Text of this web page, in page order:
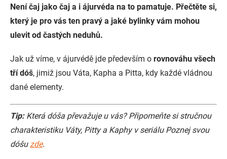
Není čaj jako čaj a i ájurvéda na to pamatuje. Přečtěte si,
který je pro vás ten pravý a jaké bylinky vám mohou
ulevit od častých neduhů.
Jak už víme, v ájurvédě jde především o rovnováhu všech
tří dóš, jimiž jsou Váta, Kapha a Pitta, kdy každé vládnou
dané elementy.
Tip:Která dóša převažuje u vás? Připomeňte si stručnou
charakteristiku Váty, Pitty a Kaphy v seriálu Poznej svou
dóšuzde.